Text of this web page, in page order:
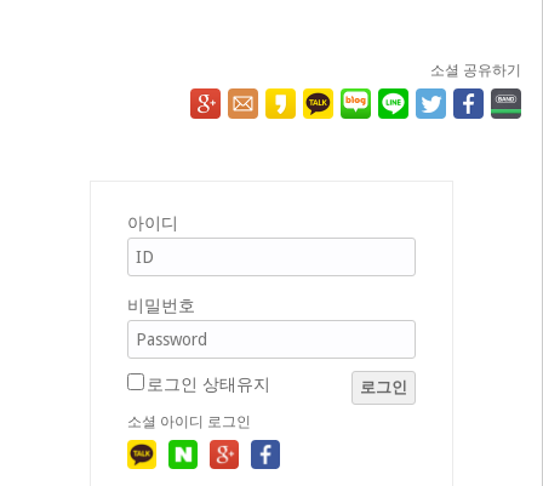
소셜 공유하기
아이디
비밀번호
로그인 상태유지 로그인
소셜 아이디 로그인